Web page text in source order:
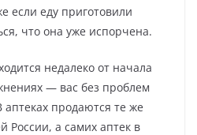
если еду приготовили
что она уже испорчена.
недалеко от начала
— вас без проблем
продаются те же
России, а самих аптек в